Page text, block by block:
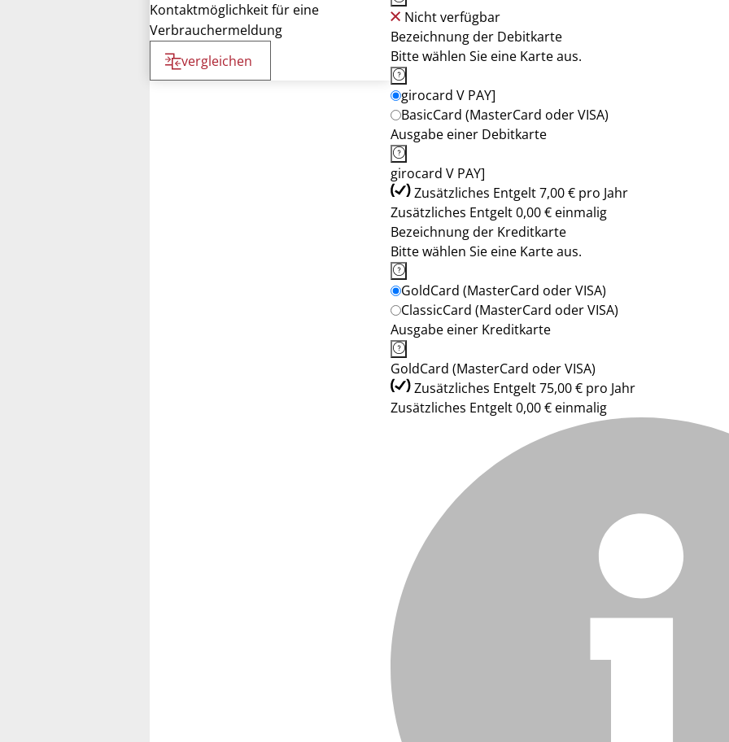
Kontaktmöglichkeit für eine
Verbrauchermeldung
vergleichen
Nicht verfügbar
Bezeichnung der Debitkarte
Bitte wählen Sie eine Karte aus.
girocard V PAY]
BasicCard (MasterCard oder VISA)
Ausgabe einer Debitkarte
girocard V PAY]
Zusätzliches Entgelt 7,00 € pro Jahr
Zusätzliches Entgelt 0,00 € einmalig
Bezeichnung der Kreditkarte
Bitte wählen Sie eine Karte aus.
GoldCard (MasterCard oder VISA)
ClassicCard (MasterCard oder VISA)
Ausgabe einer Kreditkarte
GoldCard (MasterCard oder VISA)
Zusätzliches Entgelt 75,00 € pro Jahr
Zusätzliches Entgelt 0,00 € einmalig